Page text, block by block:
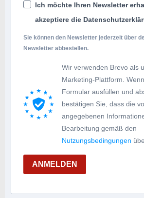
Ich möchte Ihren Newsletter
akzeptiere die
Sie können den Newsletter jederzeit über
Newsletter abbestellen.
Wir verwenden Brevo als
Marketing-Plattform.
Formular ausfüllen und
bestätigen Sie, dass die
angegebenen
Bearbeitung gemäß den
Nutzungsbedingungen
ANMELDEN